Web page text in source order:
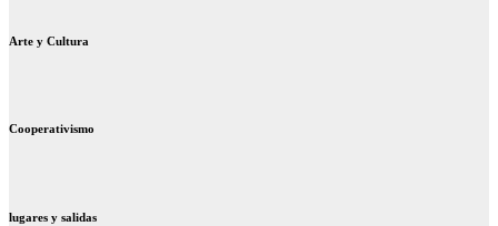
Arte y Cultura
Cooperativismo
lugares y salidas